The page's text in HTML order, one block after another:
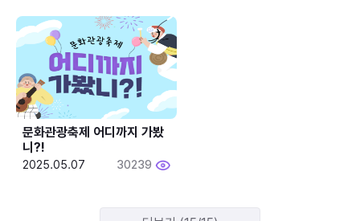
문화관광축제 어디까지 가봤
니?!
2025.05.07 30239